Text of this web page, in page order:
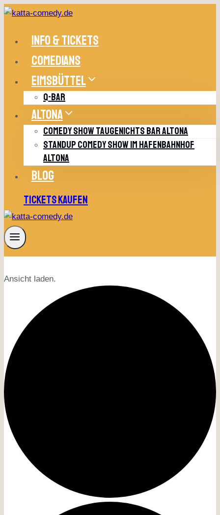
Zum
springenINFO & TICKETS
COMEDIANS
EIMSBÜTTEL
Q-BAR
ALTONA
COMEDY SHOW TAUGENICHTS BAR ALTONA
STANDUP COMEDY SHOW IM HAFENBAHNHOF
ALTONA
BLOG
TICKETS KAUFEN
Ansicht laden.